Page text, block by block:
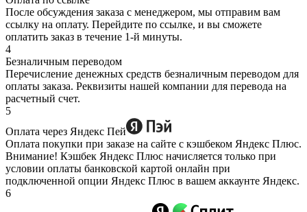
После обсуждения заказа с менеджером, мы отправим вам
ссылку на оплату. Перейдите по ссылке, и вы сможете
оплатить заказ в течение 1-й минуты.
4
Безналичным переводом
Перечисление денежных средств безналичным переводом для
оплаты заказа. Реквизиты нашей компании для перевода на
расчетный счет.
5
Оплата через Яндекс Пей
Оплата покупки при заказе на сайте с кэшбеком Яндекс Плюс.
Внимание! Кэшбек Яндекс Плюс начисляется только при
условии оплаты банковской картой онлайн при
подключенной опции Яндекс Плюс в вашем аккаунте Яндекс.
6